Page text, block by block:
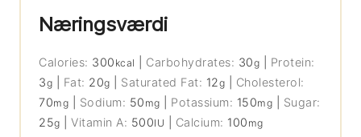
Næringsværdi
Calories: 300 kcal Carbohydrates: 30g
Protein:
3g Fat: 20g Saturated Fat: 12g
Cholesterol:
70mg Sodium: 50 mg Potassium: 150mg
Sugar:
25g |Vitamin A: 500IU Calcium: 100 mg